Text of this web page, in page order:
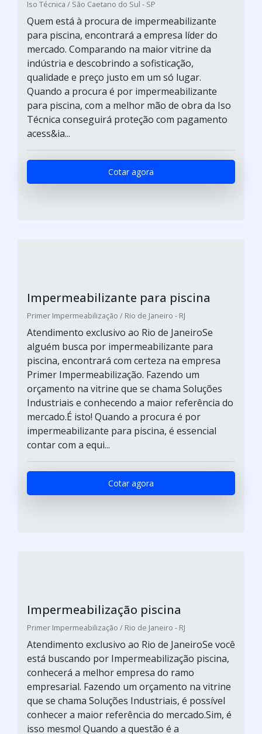
Iso Técnica / São Caetano do Sul - SP
Quem está à procura de impermeabilizante
para piscina, encontrará a empresa líder do
mercado. Comparando na maior vitrine da
indústria e descobrindo a sofisticação,
qualidade e preço justo em um só lugar.
Quando a procura é por impermeabilizante
para piscina, com a melhor mão de obra da Iso
Técnica conseguirá proteção com pagamento
acess&ia...
Cotar agora
Impermeabilizante para piscina
Primer Impermeabilização / Rio de Janeiro - RJ
Atendimento exclusivo ao Rio de JaneiroSe
alguém busca por impermeabilizante para
piscina, encontrará com certeza na empresa
Primer Impermeabilização. Fazendo um
orçamento na vitrine que se chama Soluções
Industriais e conhecendo a maior referência do
mercado.É isto! Quando a procura é por
impermeabilizante para piscina, é essencial
contar com a equi...
Cotar agora
Impermeabilização piscina
Primer Impermeabilização / Rio de Janeiro - RJ
Atendimento exclusivo ao Rio de JaneiroSe você
está buscando por Impermeabilização piscina,
conhecerá a melhor empresa do ramo
empresarial. Fazendo um orçamento na vitrine
que se chama Soluções Industriais, é possível
conhecer a maior referência do mercado.Sim, é
isso mesmo! Quando a questão é a